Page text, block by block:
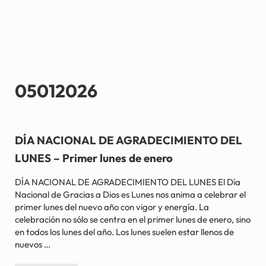
05012026
DÍA NACIONAL DE AGRADECIMIENTO DEL
LUNES – Primer lunes de enero
DÍA NACIONAL DE AGRADECIMIENTO DEL LUNES El Día
Nacional de Gracias a Dios es Lunes nos anima a celebrar el
primer lunes del nuevo año con vigor y energía. La
celebración no sólo se centra en el primer lunes de enero, sino
en todos los lunes del año. Los lunes suelen estar llenos de
nuevos …